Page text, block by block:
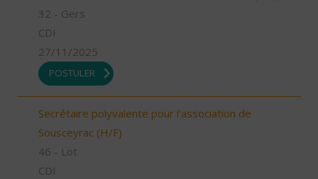
32 - Gers
CDI
27/11/2025
POSTULER
Secrétaire polyvalente pour l'association de
Sousceyrac (H/F)
46 - Lot
CDI